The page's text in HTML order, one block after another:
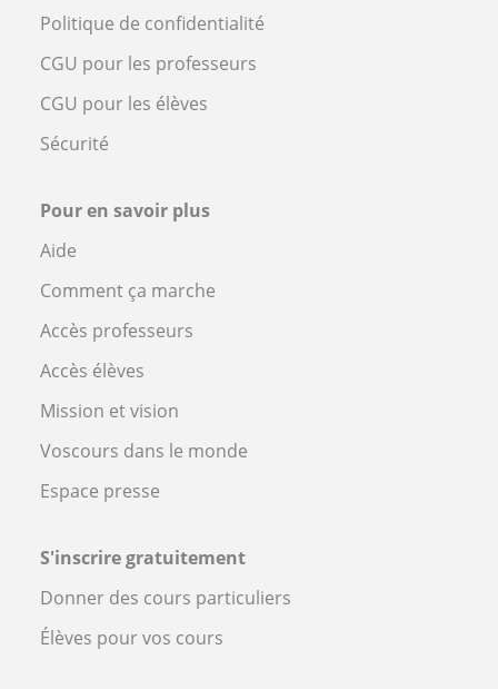
Politique de confidentialité
CGU pour les professeurs
CGU pour les élèves
Sécurité
Pour en savoir plus
Aide
Comment ça marche
Accès professeurs
Accès élèves
Mission et vision
Voscours dans le monde
Espace presse
S'inscrire gratuitement
Donner des cours particuliers
Élèves pour vos cours